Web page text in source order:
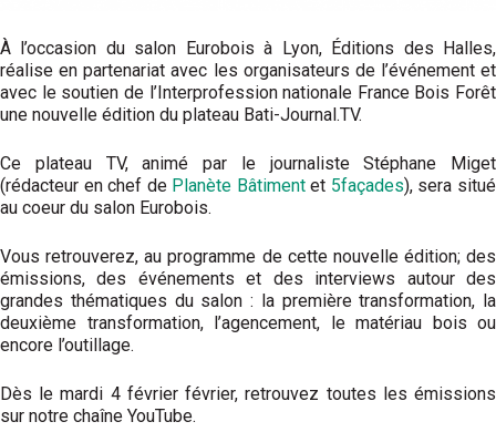
À l’occasion du salon Eurobois à Lyon, Éditions des Halles,
réalise en partenariat avec les organisateurs de l’événement et
avec le soutien de l’Interprofession nationale France Bois Forêt
une nouvelle édition du plateau Bati-Journal.TV.
Ce plateau TV, animé par le journaliste Stéphane Miget
(rédacteur en chef de Planète Bâtimentet 5façades), sera situé
au coeur du salon Eurobois.
Vous retrouverez, au programme de cette nouvelle édition; des
émissions, des événements et des interviews autour des
grandes thématiques du salon : la première transformation, la
deuxième transformation, l’agencement, le matériau bois ou
encore l’outillage.
Dès le mardi 4 février février, retrouvez toutes les émissions
sur notre chaîne YouTube.